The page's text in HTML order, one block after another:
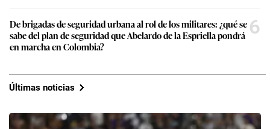
De brigadas de seguridad urbana al rol de los militares: ¿qué se
sabe del plan de seguridad que Abelardo de la Espriella pondrá
en marcha en Colombia?
6
Últimas noticias